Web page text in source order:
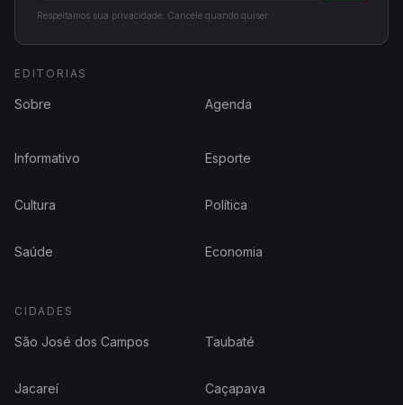
Respeitamos sua privacidade. Cancele quando quiser.
EDITORIAS
Sobre Agenda
Informativo Esporte
Cultura Política
Saúde Economia
CIDADES
São José dos Campos Taubaté
Jacareí Caçapava